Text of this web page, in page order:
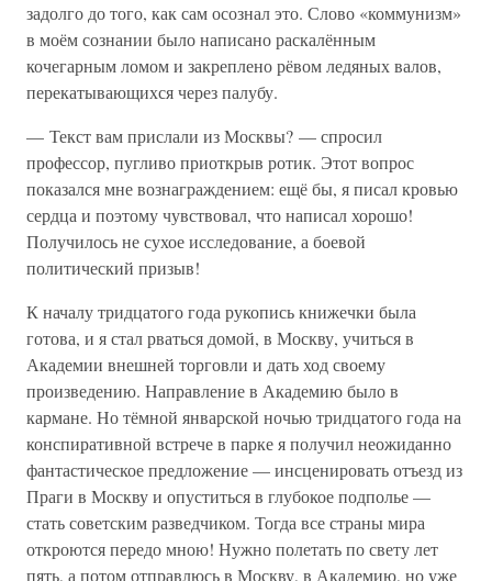
задолго до того, как сам осознал это. Слово «коммунизм»
в моём сознании было написано раскалённым
кочегарным ломом и закреплено рёвом ледяных валов,
перекатывающихся через палубу.
— Текст вам прислали из Москвы? — спросил
профессор, пугливо приоткрыв ротик. Этот вопрос
показался мне вознаграждением: ещё бы, я писал кровью
сердца и поэтому чувствовал, что написал хорошо!
Получилось не сухое исследование, а боевой
политический призыв!
К началу тридцатого года рукопись книжечки была
готова, и я стал рваться домой, в Москву, учиться в
Академии внешней торговли и дать ход своему
произведению. Направление в Академию было в
кармане. Но тёмной январской ночью тридцатого года на
конспиративной встрече в парке я получил неожиданно
фантастическое предложение — инсценировать отъезд из
Праги в Москву и опуститься в глубокое подполье —
стать советским разведчиком. Тогда все страны мира
откроются передо мною! Нужно полетать по свету лет
пять, а потом отправлюсь в Москву, в Академию, но уже